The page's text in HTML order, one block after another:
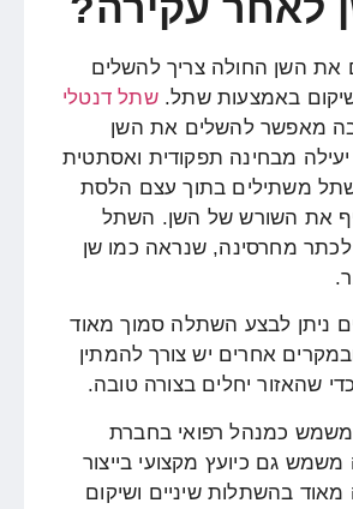
את השן החולה צריך להשלים
באמצעות שתל.שתל דנטלי
מאפשר להשלים את השן
מבחינה תפקודית ואסתטית
משתילים בתוך עצם הלסת
את השורש של השן. השתל
מחרסינה, שנראה כמו שן
ניתן לבצע השתלה סמוך מאוד
אחרים יש צורך להמתין
שהאזור יחלים בצורה טובה.
כמנהל רפואי בחברת
גם כיועץ מקצועי בייצור
בהשתלות שיניים ושיקום